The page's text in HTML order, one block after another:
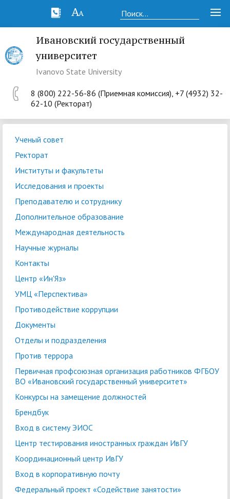
Ивановский государственный
университет
Ivanovo State University
8 (800) 222-56-86 (Приемная комиссия), +7 (4932) 32-
62-10 (Ректорат)
Ученый совет
Ректорат
Институты и факультеты
Исследования и проекты
Преподавателю и сотруднику
Дополнительное образование
Международная деятельность
Научные журналы
Контакты
Центр «Ин'Яз»
УМЦ «Перспектива»
Противодействие коррупции
Документы
Отделы и подразделения
Против террора
Первичная профсоюзная организация работников ФГБОУ
ВО «Ивановский государственный университет»
Конкурсы на замещение должностей
Брендбук
Вход в систему ЭИОС
Центр тестирования иностранных граждан ИвГУ
Координационный центр ИвГУ
Вход в корпоративную почту
Федеральный проект «Содействие занятости»